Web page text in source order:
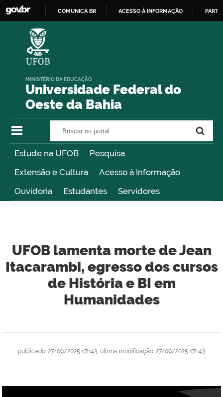
COMUNICA BR ACESSO À INFORMAÇÃO
Universidade Federal do
Oeste da Bahia
MINISTÉRIO DA EDUCAÇÃO
Estude na UFOB
Pesquisa
Extensão e Cultura
Acesso à Informação
Ouvidoria
Estudantes Servidores
UFOB lamenta morte de Jean
Itacarambi, egresso dos cursos
de História e BI em
Humanidades
publicado: 27/09/2025 17h43 última modificação: 27/09/2025 17h43